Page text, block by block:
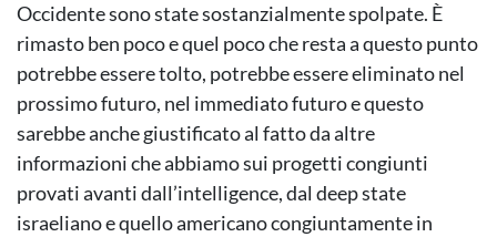
Occidente sono state sostanzialmente spolpate. È
rimasto ben poco e quel poco che resta a questo punto
potrebbe essere tolto, potrebbe essere eliminato nel
prossimo futuro, nel immediato futuro e questo
sarebbe anche giustificato al fatto da altre
informazioni che abbiamo sui progetti congiunti
provati avanti dall’intelligence, dal deep state
israeliano e quello americano congiuntamente in